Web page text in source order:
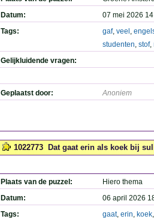
Datum:
07 mei 2026
Tags:
gaf, veel ,
studenten, stof,
Gelijkluidende vragen:
Geplaatst door: Anoniem
1022773 Dat gaat erin als koek bij
Plaats van de puzzel:
Hiero thema
Datum:
06 april 2026
Tags:
gaat, erin, koek